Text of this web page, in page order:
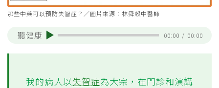
那些中藥可以預防失智症？／圖片來源：林舜穀中醫師
聽健康 00:00 / 00:00
我的病人以失智症為大宗，在門診和演講